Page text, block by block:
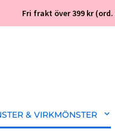
Fri frakt över 399 kr
& VIRKMÖNSTER